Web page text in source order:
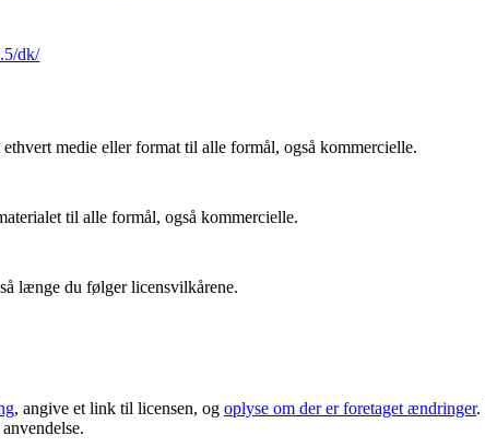
dk/
medie eller format til alle formål, også kommercielle.
til alle formål, også kommercielle.
længe du følger licensvilkårene.
, angive et link til licensen, og oplyse om der er foretaget ændringer.